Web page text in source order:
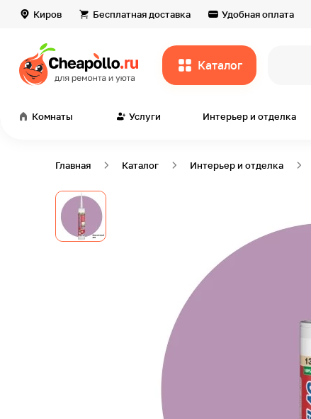
Киров Бесплатная доставка Удобная оплата
Каталог
Комнаты Услуги Интерьер и отделка
Главная Каталог Интерьер и отделка